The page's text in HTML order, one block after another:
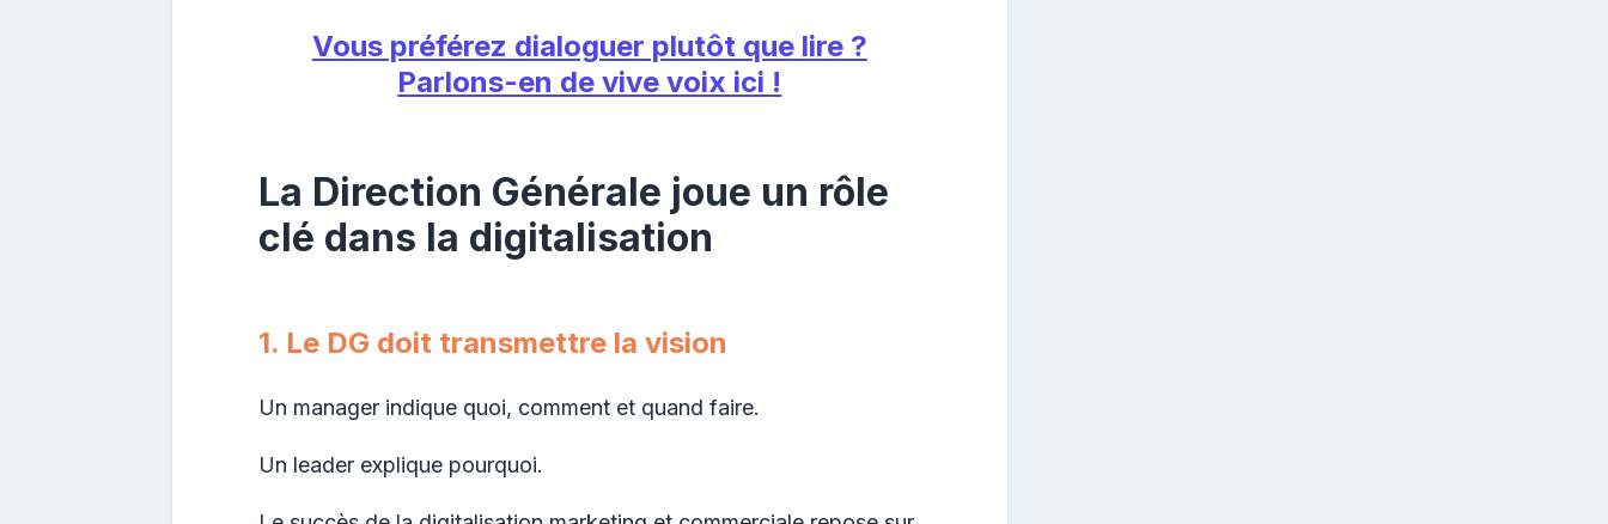
Vous préférez dialoguer plutôt que lire ?
Parlons-en de vive voix ici !
La Direction Générale joue un rôle
clé dans la digitalisation
1. Le DG doit transmettre la vision
Un manager indique quoi, comment et quand faire.
Un leader explique pourquoi.